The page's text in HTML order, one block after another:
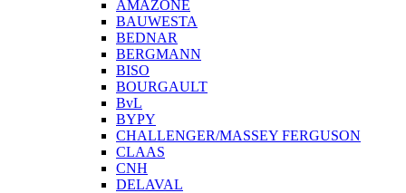
AMAZONE
BAUWESTA
BEDNAR
BERGMANN
BISO
BOURGAULT
BvL
BYPY
CHALLENGER/MASSEY FERGUSON
CLAAS
CNH
DELAVAL